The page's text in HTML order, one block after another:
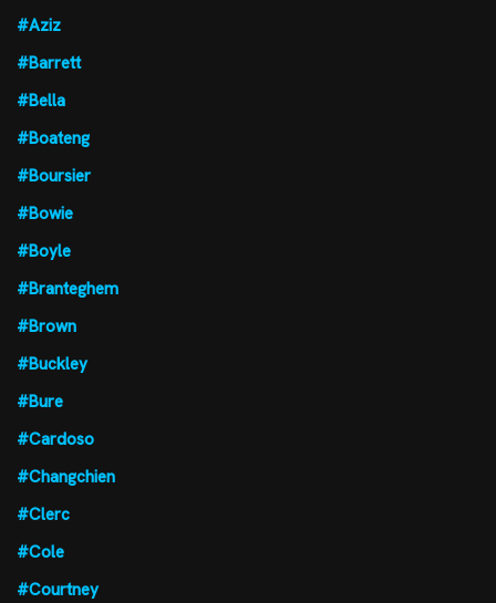
#Aziz
#Barrett
#Bella
#Boateng
#Boursier
#Bowie
#Boyle
#Branteghem
#Brown
#Buckley
#Bure
#Cardoso
#Changchien
#Clerc
#Cole
#Courtney